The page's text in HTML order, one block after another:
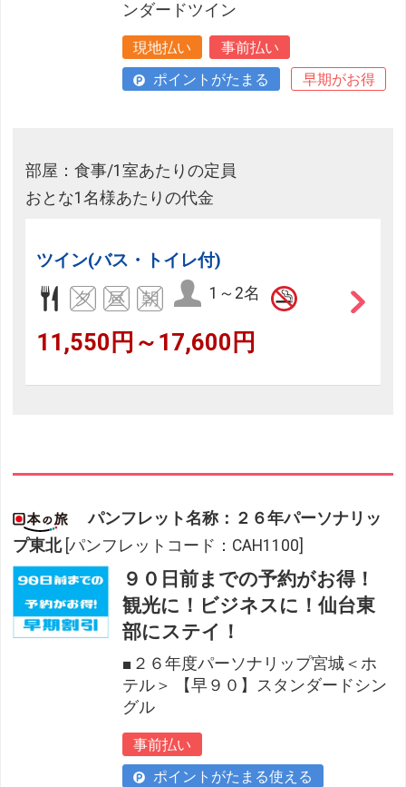
ンダードツイン
現地払い
事前払い
ポイントがたまる
早期がお得
部屋：食事/1室あたりの定員
おとな1名様あたりの代金
ツイン(バス・トイレ付)
1～2名
11,550円～17,600円
パンフレット名称：２６年パーソナリッ
プ東北 [パンフレットコード：CAH1100]
９０日前までの予約がお得！
観光に！ビジネスに！仙台東
部にステイ！
■２６年度パーソナリップ宮城＜ホ
テル＞ 【早９０】スタンダードシン
グル
事前払い
ポイントがたまる使える